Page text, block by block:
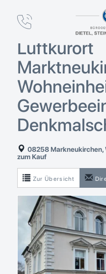
7 %
Luftkurort
08258 Markneukirchen,
zum Kauf
Zur Übersicht